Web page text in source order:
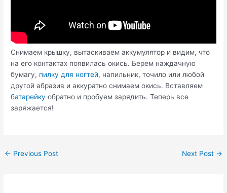
Снимаем крышку, вытаскиваем аккумулятор и видим, что
на его контактах появилась окись. Берем наждачную
бумагу, пилку для ногтей, напильник, точило или любой
другой абразив и аккуратно снимаем окись. Вставляем
батарейку обратно и пробуем зарядить. Теперь все
заряжается!
Post
← Previous Post Next Post →